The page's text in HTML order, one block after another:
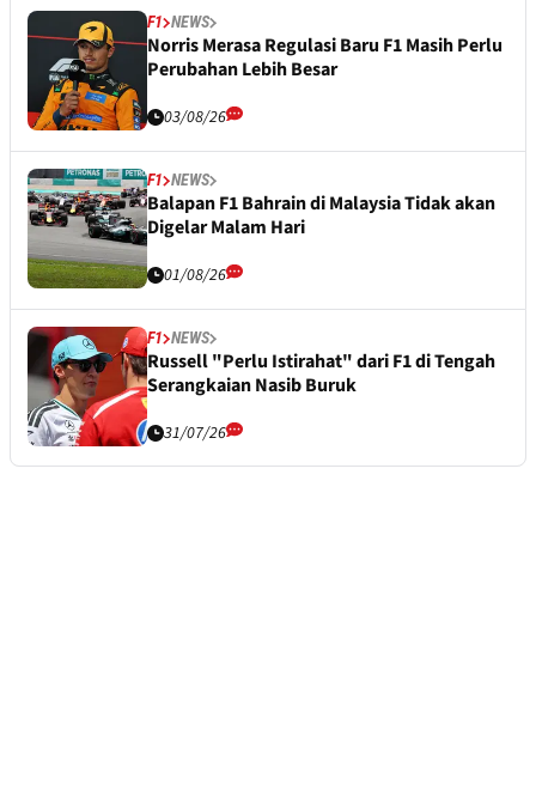
F1 NEWS
Norris Merasa Regulasi Baru F1 Masih Perlu
Perubahan Lebih Besar
03/08/26
F1 NEWS
Balapan F1 Bahrain di Malaysia Tidak akan
Digelar Malam Hari
01/08/26
F1 NEWS
Russell "Perlu Istirahat" dari F1 di Tengah
Serangkaian Nasib Buruk
31/07/26